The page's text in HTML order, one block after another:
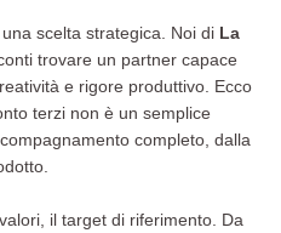
scelta strategica. Noi di La
trovare un partner capace
e rigore produttivo. Ecco
terzi non è un semplice
completo, dalla
il target di riferimento. Da